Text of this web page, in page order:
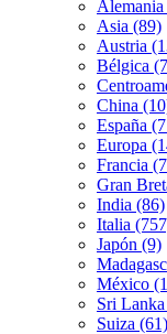
Asia (89)
Austria
Bélgica
China
España
Europa
Francia
Gran
India (86)
Italia
Japón (9)
México
Sri
Suiza (61)